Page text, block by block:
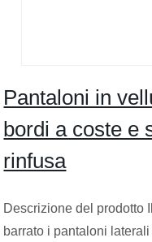
Pantaloni in
bordi a coste e
rinfusa
Descrizione del prodotto
barrato i pantaloni